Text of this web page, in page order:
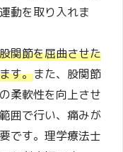
動を取り入れま
関節を屈曲させた
す。また、股関節
柔軟性を向上させ
囲で行い、痛みが
です。理学療法士